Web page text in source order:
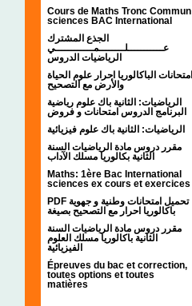
Cours de Maths Tronc Commun
sciences BAC International
الجذع المشترك
عـــــــــــلــــــــمــــــــــــي
الرياضيات الدروس
امتحانات الباكالوريا احرار علوم الحياة
والأرض مع التصحيح
الرياضيات: الثانية باك علوم رياضية
البرنامج الدروس امتحانات و فروض
الرياضيات: الثانية باك علوم فيزيائية
مقرر دروس مادة الرياضيات السنة
الثانية بكالوريا مسلك الآداب
Maths: 1ère Bac International
sciences ex cours et exercices
PDF تحميل امتحانات وطنية و جهوية
باكالوريا احرار مع التصحيح بصيغة
مقرر دروس مادة الرياضيات السنة
الثانية باكالوريا مسلك العلوم
الفيزيائية
Épreuves du bac et correction,
toutes options et toutes
matières